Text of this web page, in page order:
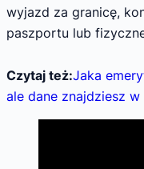
wyjazd za granicę,
paszportu lub
Czytaj też:Jaka
ale dane znajdziesz